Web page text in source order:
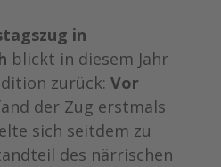
in
blickt in diesem Jahr
zurück: Vor
der Zug erstmals
sich seitdem zu
des närrischen